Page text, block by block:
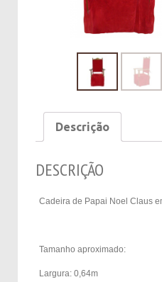
Descrição
DESCRIÇÃO
Cadeira de Papai Noel Claus
Tamanho aproximado:
Largura: 0,64m